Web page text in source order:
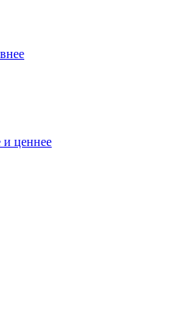
и ценнее